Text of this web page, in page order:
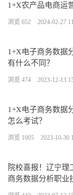
1+X农产品电商运
浏览 652 2024-02-27
1+X电子商务数据
有什么不同？
浏览 474 2023-12-13
1+X电子商务数据
怎么考试？
浏览 1005 2023-10-30
院校喜报！辽宁理
商务数据分析职业